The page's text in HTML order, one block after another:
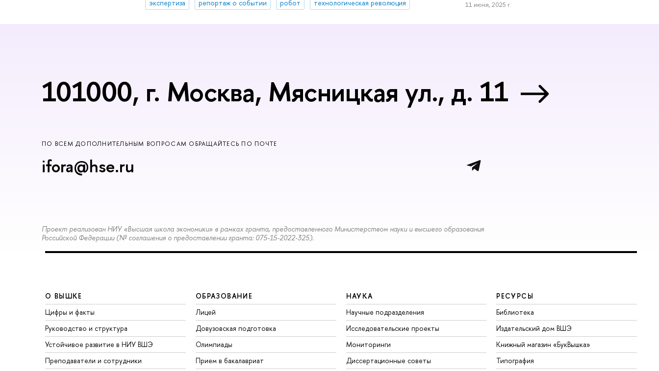
экспертиза репортаж о событии робот технологическая революция 11 июня, 2025 г.
101000, г. Москва, Мясницкая ул., д. 11
ПО ВСЕМ ДОПОЛНИТЕЛЬНЫМ ВОПРОСАМ ОБРАЩАЙТЕСЬ ПО ПОЧТЕ
ifora@hse.ru
Проект реализован НИУ «Высшая школа экономики» в рамках гранта, предоставленного Министерством науки и высшего образования
Российской Федерации (№ соглашения о предоставлении гранта: 075-15-2022-325).
О ВЫШКЕ
Цифры и факты
Руководство и структура
Устойчивое развитие в НИУ ВШЭ
Преподаватели и сотрудники
ОБРАЗОВАНИЕ
Лицей
Довузовская подготовка
Олимпиады
Прием в бакалавриат
НАУКА
Научные подразделения
Исследовательские проекты
Мониторинги
Диссертационные советы
РЕСУРСЫ
Библиотека
Издательский дом ВШЭ
Книжный магазин «БукВышка»
Типография